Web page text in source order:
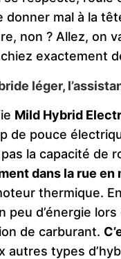
mal à la
non ? Allez, on
exactement
léger,
Mild Hybrid
de pouce
pas la capacité de
dans la rue en
thermique.
peu d’énergie
de carburant.
autres types